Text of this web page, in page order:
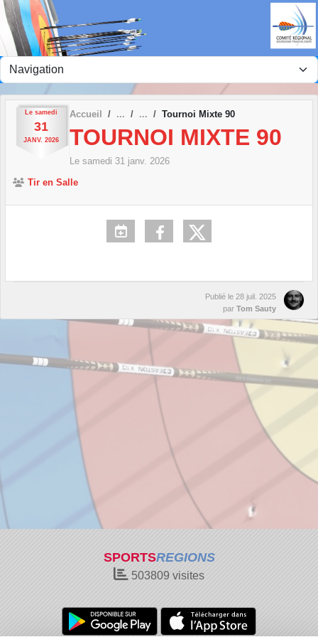
Le samedi
31
JANV. 2026
Accueil Tournoi Mixte 90
TOURNOI MIXTE 90
Le samedi 31 janv. 2026
Tir en Salle
Publié le 28 juil. 2025
par Tom Sauty
SPORTSREGIONS
503809 visites
Panneau de gestion des cookies